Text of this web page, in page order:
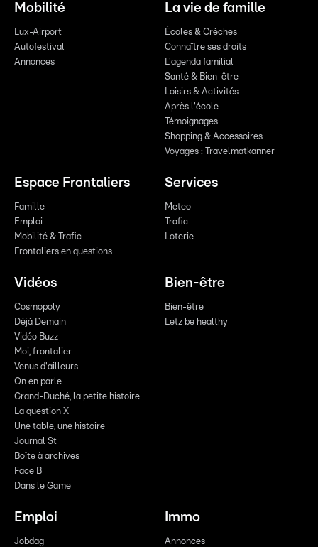
Mobilité
Lux-Airport
Autofestival
Annonces
La vie de famille
Écoles & Crèches
Connaître ses droits
L'agenda familial
Santé & Bien-être
Loisirs & Activités
Après l'école
Témoignages
Shopping & Accessoires
Voyages : Travelmatkanner
Espace Frontaliers
Famille
Emploi
Mobilité & Trafic
Frontaliers en questions
Services
Meteo
Trafic
Loterie
Vidéos
Cosmopoly
Déjà Demain
Vidéo Buzz
Moi, frontalier
Venus d'ailleurs
On en parle
Grand-Duché, la petite histoire
La question X
Une table, une histoire
Journal St
Boîte à archives
Face B
Dans le Game
Bien-être
Bien-être
Letz be healthy
Emploi
Jobdag
Immo
Annonces